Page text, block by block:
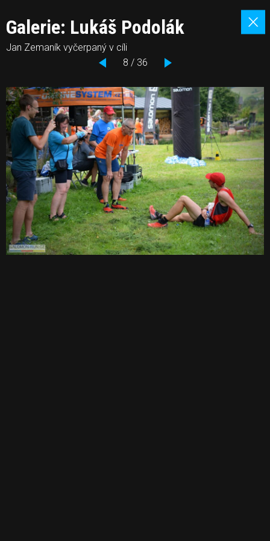
Galerie: Lukáš Podolák
Jan Zemaník vyčerpaný v cíli
8 / 36